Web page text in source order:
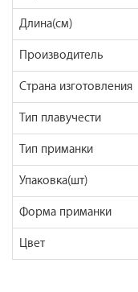
Длина(см)
Производитель
Страна изготовления
Тип плавучести
Тип приманки
Упаковка(шт)
Форма приманки
Цвет